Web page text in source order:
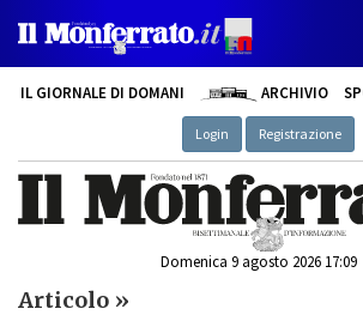
IL GIORNALE DI DOMANI ARCHIVIO
Login Registrazione
Domenica 9 agosto 2026 17:09
Articolo »